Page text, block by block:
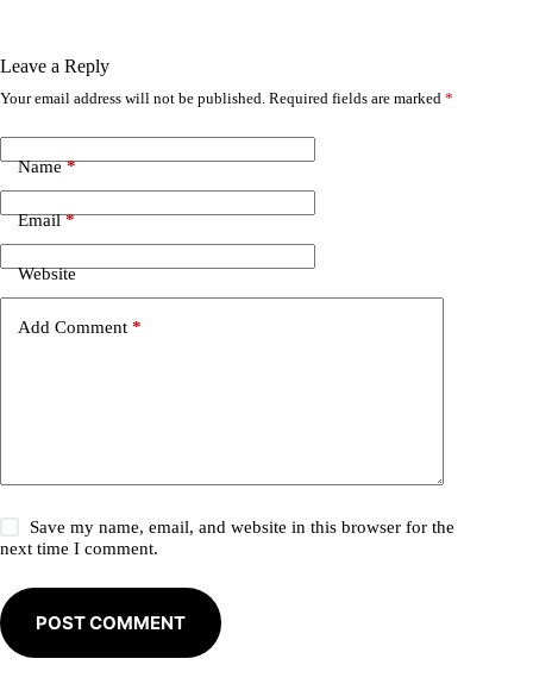
Leave a Reply
Your email address will not be published. Required fields are marked *
Name*
Email*
Website
Add Comment *
Save my name, email, and website in this browser for the
next time I comment.
POST COMMENT
A
t
e
t
i